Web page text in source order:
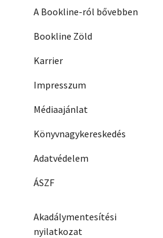
A Bookline-ról bővebben
Bookline Zöld
Karrier
Impresszum
Médiaajánlat
Könyvnagykereskedés
Adatvédelem
ÁSZF
Akadálymentesítési
nyilatkozat